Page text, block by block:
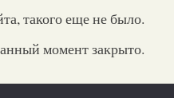
такого еще не было.
момент закрыто.